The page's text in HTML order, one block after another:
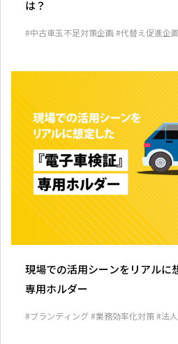
は？
#中古車玉不足対策企画 #代替え促進企画
現場での活用シーンをリアルに
専用ホルダー
#ブランディング #業務効率化対策#法